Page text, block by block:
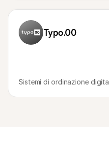
Typo.00
Sistemi di ordinazione